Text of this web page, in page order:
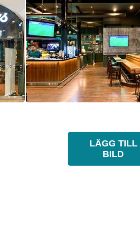
LÄGG TILL
BILD